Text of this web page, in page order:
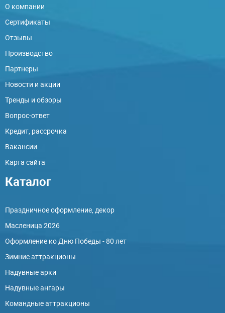
О компании
Сертификаты
Отзывы
Производство
Партнеры
Новости и акции
Тренды и обзоры
Вопрос-ответ
Кредит, рассрочка
Вакансии
Карта сайта
Каталог
Праздничное оформление, декор
Масленица 2026
Оформление ко Дню Победы - 80 лет
Зимние аттракционы
Надувные арки
Надувные ангары
Командные аттракционы